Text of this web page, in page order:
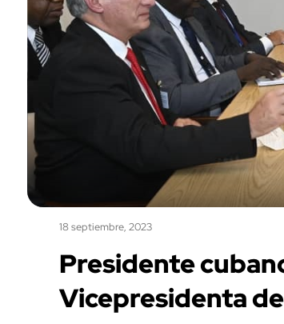
18 septiembre, 2023
Presidente
Vicepresidenta